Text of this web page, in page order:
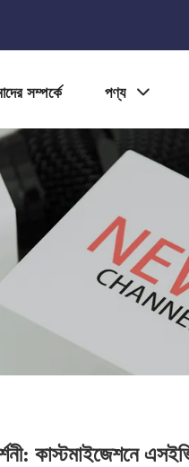
সম্পর্কে পণ্য
কাস্টমাইজেশনে